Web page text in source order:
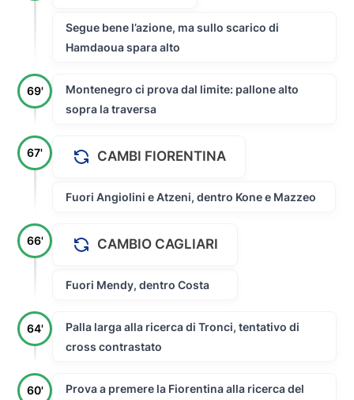
Segue bene l’azione, ma sullo scarico di
Hamdaoua spara alto
69'
Montenegro ci prova dal limite: pallone alto
sopra la traversa
67' CAMBI FIORENTINA
Fuori Angiolini e Atzeni, dentro Kone e Mazzeo
66' CAMBIO CAGLIARI
Fuori Mendy, dentro Costa
64'
Palla larga alla ricerca di Tronci, tentativo di
cross contrastato
60'
Prova a premere la Fiorentina alla ricerca del